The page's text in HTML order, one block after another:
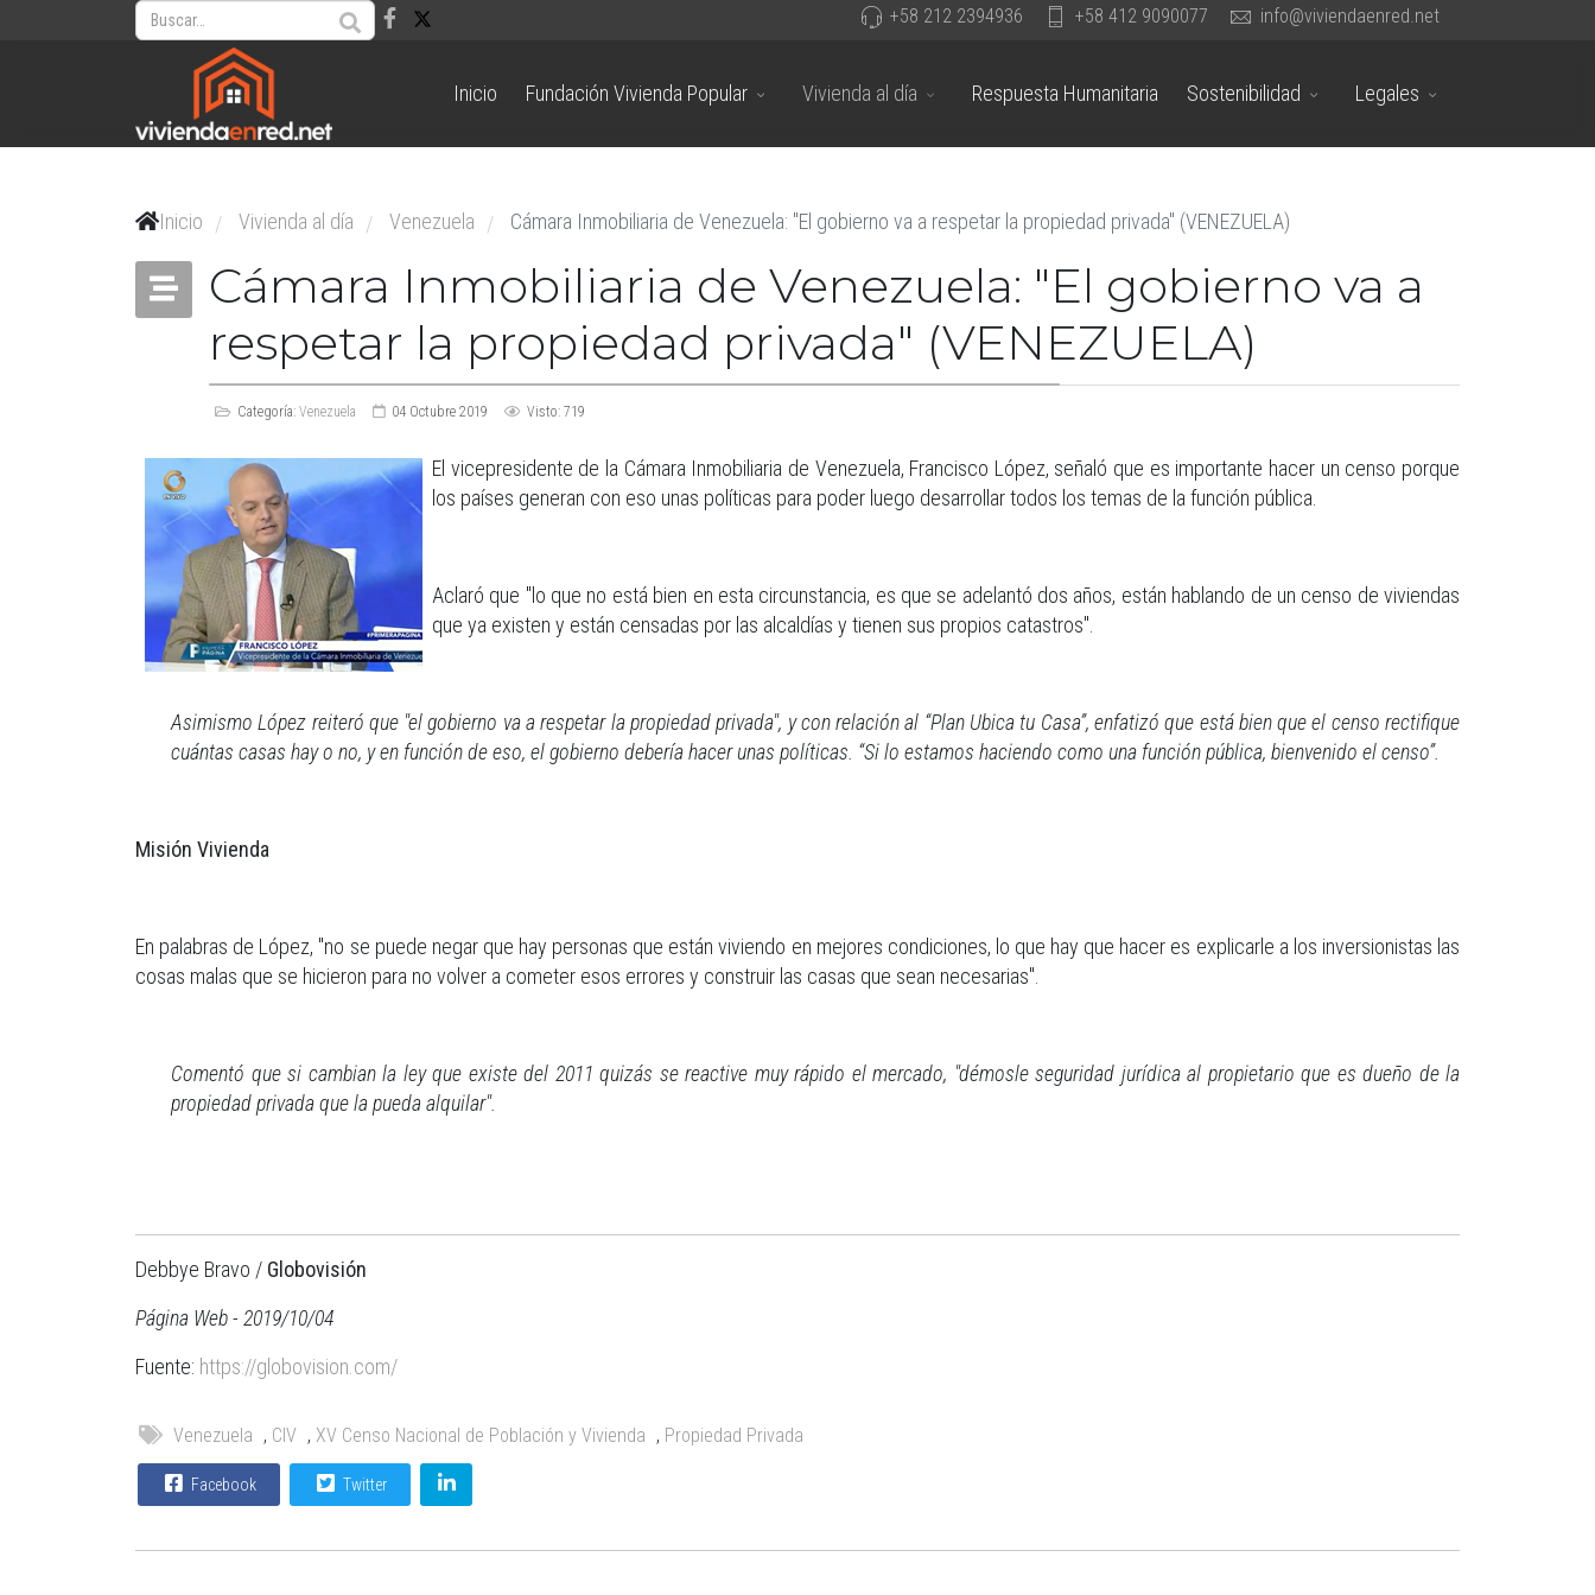
+58 212 2394936 +58 412 9090077 info@viviendaenred.net
Inicio Fundación Vivienda Popular Vivienda al día Respuesta Humanitaria Sostenibilidad Legales
Inicio / Vivienda al día / Venezuela / Cámara Inmobiliaria de Venezuela: "El gobierno va a respetar la propiedad privada" (VENEZUELA)
Cámara Inmobiliaria de Venezuela: "El gobierno va a
respetar la propiedad privada" (VENEZUELA)
Categoría: Venezuela 04 Octubre 2019 Visto: 719
El vicepresidente de la Cámara Inmobiliaria de Venezuela, Francisco López, señaló que es importante hacer un censo porque
los países generan con eso unas políticas para poder luego desarrollar todos los temas de la función pública.
Aclaró que "lo que no está bien en esta circunstancia, es que se adelantó dos años, están hablando de un censo de viviendas
que ya existen y están censadas por las alcaldías y tienen sus propios catastros".
Asimismo López reiteró que "el gobierno va a respetar la propiedad privada", y con relación al “Plan Ubica tu Casa”, enfatizó que está bien que el censo rectifique
cuántas casas hay o no, y en función de eso, el gobierno debería hacer unas políticas. “Si lo estamos haciendo como una función pública, bienvenido el censo”.
Misión Vivienda
En palabras de López, "no se puede negar que hay personas que están viviendo en mejores condiciones, lo que hay que hacer es explicarle a los inversionistas las
cosas malas que se hicieron para no volver a cometer esos errores y construir las casas que sean necesarias".
Comentó que si cambian la ley que existe del 2011 quizás se reactive muy rápido el mercado, "démosle seguridad jurídica al propietario que es dueño de la
propiedad privada que la pueda alquilar".
Debbye Bravo / Globovisión
Página Web - 2019/10/04
Fuente: https://globovision.com/
Venezuela , CIV , XV Censo Nacional de Población y Vivienda , Propiedad Privada
Facebook Twitter